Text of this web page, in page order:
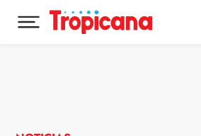
Desplegar menú principal